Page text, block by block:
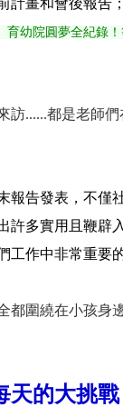
育幼院圓夢全紀錄
訪......都是老師
報告發表，不僅
許多實用且鞭辟
作中非常重要的
都圍繞在小孩身
的大挑戰